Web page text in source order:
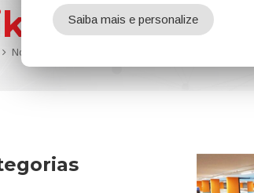
Notícias
Saiba mais e personalize